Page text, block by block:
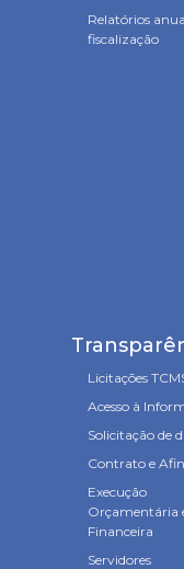
Relatórios
fiscalização
Licitações
Acesso à
Solicitação de
Contrato e
Execução
Orçamentária
Financeira
Servidores